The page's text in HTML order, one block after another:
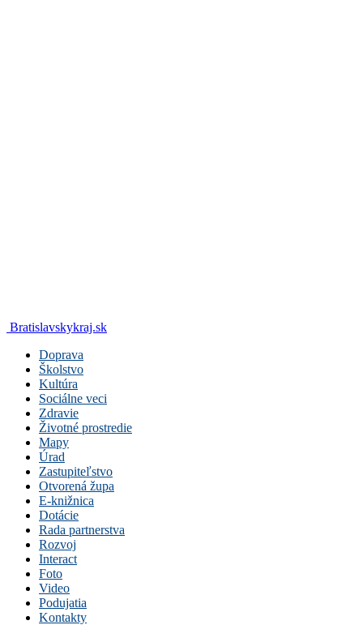
Bratislavskykraj.sk
Doprava
Školstvo
Kultúra
Sociálne veci
Zdravie
Životné prostredie
Mapy
Úrad
Zastupiteľstvo
Otvorená župa
E-knižnica
Dotácie
Rada partnerstva
Rozvoj
Interact
Foto
Video
Podujatia
Kontakty